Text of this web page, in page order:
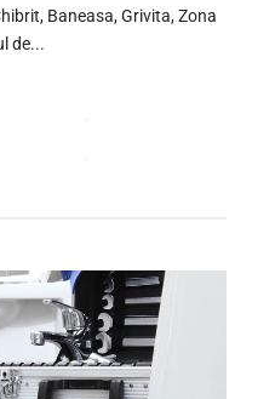
Baneasa, Grivita, Zona
de...